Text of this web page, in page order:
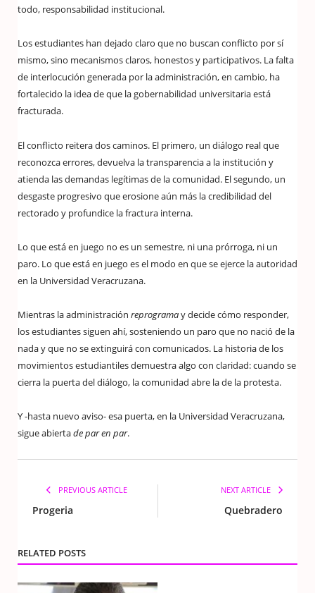
todo, responsabilidad institucional.
Los estudiantes han dejado claro que no buscan conflicto por sí
mismo, sino mecanismos claros, honestos y participativos. La falta
de interlocución generada por la administración, en cambio, ha
fortalecido la idea de que la gobernabilidad universitaria está
fracturada.
El conflicto reitera dos caminos. El primero, un diálogo real que
reconozca errores, devuelva la transparencia a la institución y
atienda las demandas legítimas de la comunidad. El segundo, un
desgaste progresivo que erosione aún más la credibilidad del
rectorado y profundice la fractura interna.
Lo que está en juego no es un semestre, ni una prórroga, ni un
paro. Lo que está en juego es el modo en que se ejerce la autoridad
en la Universidad Veracruzana.
Mientras la administración reprogramay decide cómo responder,
los estudiantes siguen ahí, sosteniendo un paro que no nació de la
nada y que no se extinguirá con comunicados. La historia de los
movimientos estudiantiles demuestra algo con claridad: cuando se
cierra la puerta del diálogo, la comunidad abre la de la protesta.
Y -hasta nuevo aviso- esa puerta, en la Universidad Veracruzana,
sigue abiertade par en par.
PREVIOUS ARTICLE
Progeria
NEXT ARTICLE
Quebradero
RELATED POSTS